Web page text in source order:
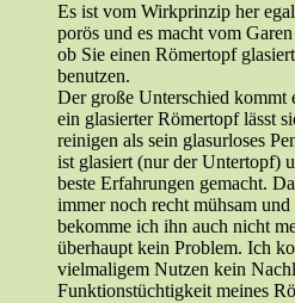
Es ist vom Wirkprinzip her
porös und es macht vom
ob Sie einen Römertopf
benutzen.
Der große Unterschied kommt
ein glasierter Römertopf lässt
reinigen als sein glasurloses
ist glasiert (nur der Untertopf)
beste Erfahrungen gemacht.
immer noch recht mühsam
bekomme ich ihn auch nicht
überhaupt kein Problem. Ich
vielmaligem Nutzen kein
Funktionstüchtigkeit meines